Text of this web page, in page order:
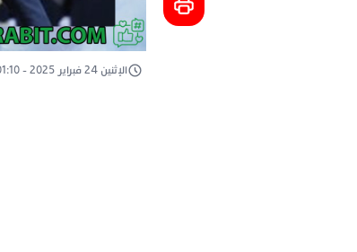
الإثنين 24 فبراير 2025 - 01:10